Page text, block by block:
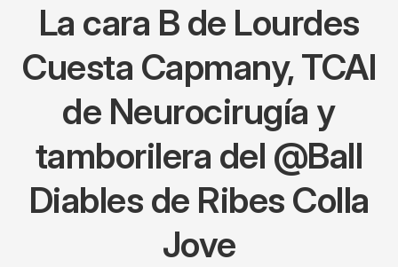
La cara B de Lourdes
Cuesta Capmany, TCAI
de Neurocirugía y
tamborilera del @Ball
Diables de Ribes Colla
Jove